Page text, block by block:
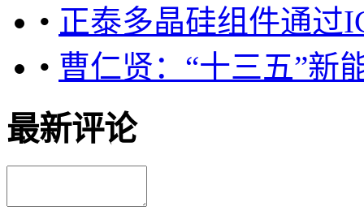
• 正泰多晶硅组件通过
• 曹仁贤：“十三五”新
最新评论